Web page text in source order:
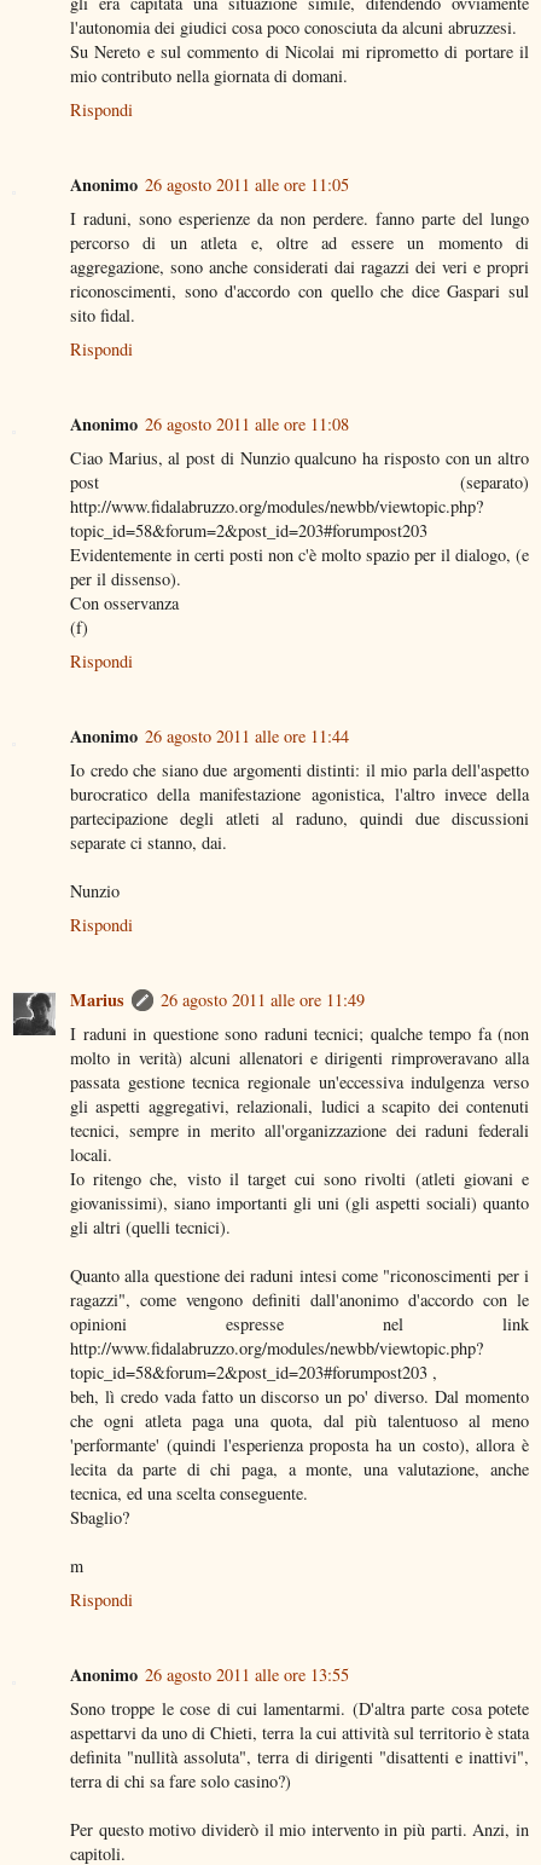
l'autonomia dei giudici cosa poco conosciuta da alcuni abruzzesi.
Su Nereto e sul commento di Nicolai mi riprometto di portare il
mio contributo nella giornata di domani.
Rispondi
Anonimo 26 agosto 2011 alle ore 11:05
I raduni, sono esperienze da non perdere. fanno parte del lungo
percorso di un atleta e, oltre ad essere un momento di
aggregazione, sono anche considerati dai ragazzi dei veri e propri
riconoscimenti, sono d'accordo con quello che dice Gaspari sul
sito fidal.
Rispondi
Anonimo 26 agosto 2011 alle ore 11:08
Ciao Marius, al post di Nunzio qualcuno ha risposto con un altro
post (separato)
http://www.fidalabruzzo.org/modules/newbb/viewtopic.php?
topic_id=58&forum=2&post_id=203#forumpost203
Evidentemente in certi posti non c'è molto spazio per il dialogo, (e
per il dissenso).
Con osservanza
(f)
Rispondi
Anonimo 26 agosto 2011 alle ore 11:44
Io credo che siano due argomenti distinti: il mio parla dell'aspetto
burocratico della manifestazione agonistica, l'altro invece della
partecipazione degli atleti al raduno, quindi due discussioni
separate ci stanno, dai.
Nunzio
Rispondi
Marius
26 agosto 2011 alle ore 11:49
I raduni in questione sono raduni tecnici; qualche tempo fa (non
molto in verità) alcuni allenatori e dirigenti rimproveravano alla
passata gestione tecnica regionale un'eccessiva indulgenza verso
gli aspetti aggregativi, relazionali, ludici a scapito dei contenuti
tecnici, sempre in merito all'organizzazione dei raduni federali
locali.
Io ritengo che, visto il target cui sono rivolti (atleti giovani e
giovanissimi), siano importanti gli uni (gli aspetti sociali) quanto
gli altri (quelli tecnici).
Quanto alla questione dei raduni intesi come "riconoscimenti per i
ragazzi", come vengono definiti dall'anonimo d'accordo con le
opinioni espresse nel link
http://www.fidalabruzzo.org/modules/newbb/viewtopic.php?
topic_id=58&forum=2&post_id=203#forumpost203 ,
beh, lì credo vada fatto un discorso un po' diverso. Dal momento
che ogni atleta paga una quota, dal più talentuoso al meno
'performante' (quindi l'esperienza proposta ha un costo), allora è
lecita da parte di chi paga, a monte, una valutazione, anche
tecnica, ed una scelta conseguente.
Sbaglio?
m
Rispondi
Anonimo 26 agosto 2011 alle ore 13:55
Sono troppe le cose di cui lamentarmi. (D'altra parte cosa potete
aspettarvi da uno di Chieti, terra la cui attività sul territorio è stata
definita "nullità assoluta", terra di dirigenti "disattenti e inattivi",
terra di chi sa fare solo casino?)
Per questo motivo dividerò il mio intervento in più parti. Anzi, in
capitoli.